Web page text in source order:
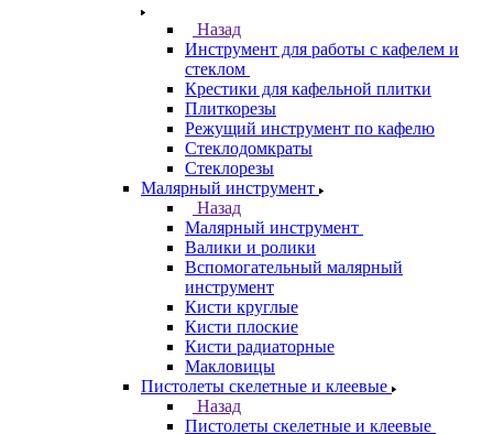
Назад
Инструмент для работы с кафелем и
стеклом
Крестики для кафельной плитки
Плиткорезы
Режущий инструмент по кафелю
Стеклодомкраты
Стеклорезы
Малярный инструмент
Назад
Малярный инструмент
Валики и ролики
Вспомогательный малярный
инструмент
Кисти круглые
Кисти плоские
Кисти радиаторные
Макловицы
Пистолеты скелетные и клеевые
Назад
Пистолеты скелетные и клеевые